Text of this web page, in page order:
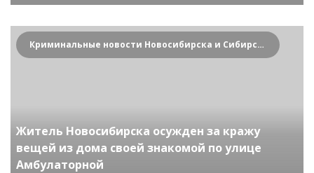
Криминальные новости Новосибирска и Сибирского региона
Житель Новосибирска осужден за кражу
вещей из дома своей знакомой по улице
Амбулаторной